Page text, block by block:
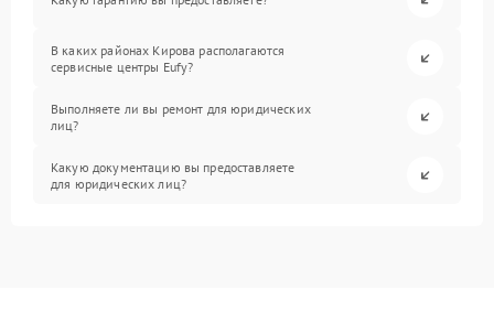
В каких районах Кирова располагаются
сервисные центры Eufy?
Выполняете ли вы ремонт для юридических
лиц?
Какую документацию вы предоставляете
для юридических лиц?